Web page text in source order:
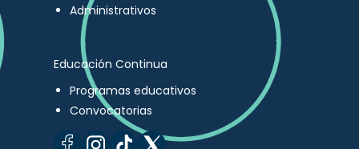
Administrativos
Educación Continua
Programas educativos
Convocatorias